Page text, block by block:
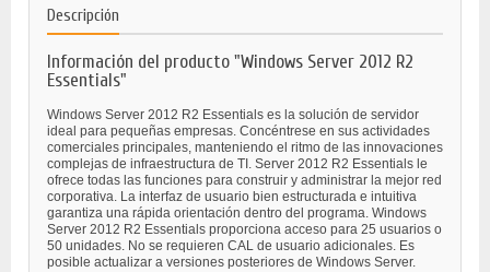
Descripción
Información del producto "Windows Server 2012 R2
Essentials"
Windows Server 2012 R2 Essentials es la solución de servidor
ideal para pequeñas empresas. Concéntrese en sus actividades
comerciales principales, manteniendo el ritmo de las innovaciones
complejas de infraestructura de TI. Server 2012 R2 Essentials le
ofrece todas las funciones para construir y administrar la mejor red
corporativa. La interfaz de usuario bien estructurada e intuitiva
garantiza una rápida orientación dentro del programa. Windows
Server 2012 R2 Essentials proporciona acceso para 25 usuarios o
50 unidades. No se requieren CAL de usuario adicionales. Es
posible actualizar a versiones posteriores de Windows Server.